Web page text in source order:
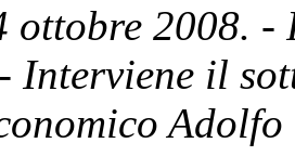
ottobre 2008. -
Interviene il